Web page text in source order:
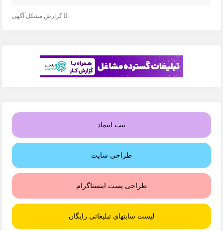
گزارش مشکل آگهی
ثبت اینماد
طراحی سایت
طراحی پست اینستاگرام
لیست سایتهای تبلیغاتی رایگان